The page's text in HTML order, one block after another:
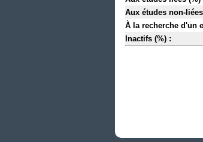
Aux études non-
À la recherche d'un
Inactifs (%) :